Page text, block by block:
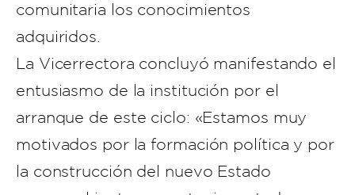
comunitaria los conocimientos
adquiridos.
La Vicerrectora concluyó manifestando el
entusiasmo de la institución por el
arranque de este ciclo: «Estamos muy
motivados por la formación política y por
la construcción del nuevo Estado